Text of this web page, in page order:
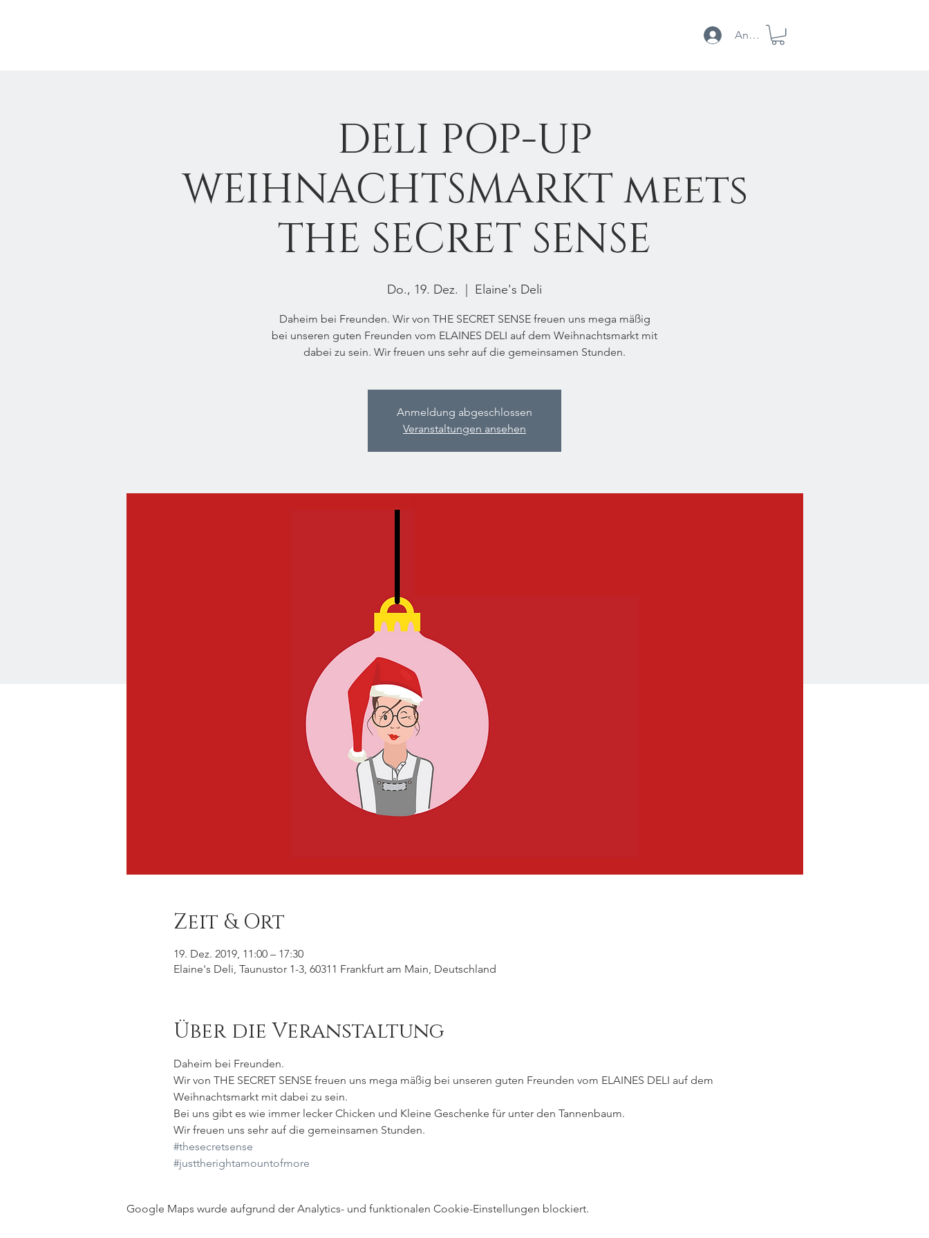
Anmelden
DELI POP-UP
WEIHNACHTSMARKT meets
THE SECRET SENSE
Do., 19. Dez. Elaine's Deli
Daheim bei Freunden. Wir von THE SECRET SENSE freuen uns mega mäßig
bei unseren guten Freunden vom ELAINES DELI auf dem Weihnachtsmarkt mit
dabei zu sein. Wir freuen uns sehr auf die gemeinsamen Stunden.
Anmeldung abgeschlossen
Veranstaltungen ansehen
Zeit & Ort
19. Dez. 2019, 11:00 – 17:30
Elaine's Deli, Taunustor 1-3, 60311 Frankfurt am Main, Deutschland
Über die Veranstaltung
Daheim bei Freunden.
Wir von THE SECRET SENSE freuen uns mega mäßig bei unseren guten Freunden vom ELAINES DELI auf dem
Weihnachtsmarkt mit dabei zu sein.
Bei uns gibt es wie immer lecker Chicken und Kleine Geschenke für unter den Tannenbaum.
Wir freuen uns sehr auf die gemeinsamen Stunden.
#thesecretsense
#justtherightamountofmore
Google Maps wurde aufgrund der Analytics- und funktionalen Cookie-Einstellungen blockiert.